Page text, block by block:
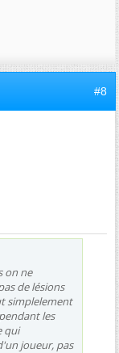
#8
on ne
de lésions
simplelement
les
qui
joueur, pas